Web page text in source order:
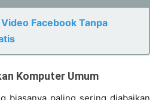
Facebook Tanpa
Komputer Umum